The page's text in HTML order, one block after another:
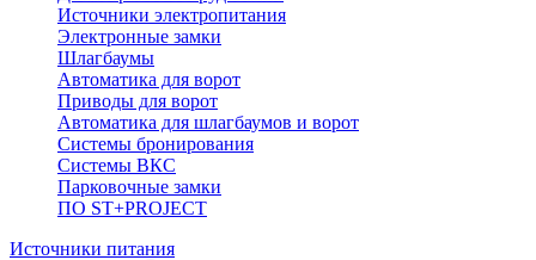
Источники электропитания
Электронные замки
Шлагбаумы
Автоматика для ворот
Приводы для ворот
Автоматика для шлагбаумов и ворот
Системы бронирования
Системы ВКС
Парковочные замки
ПО ST+PROJECT
Источники питания